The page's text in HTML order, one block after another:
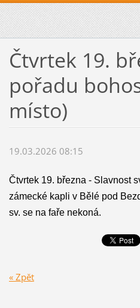
Čtvrtek 19.
pořadu
místo)
19.03.2026 08:15
Čtvrtek 19. března - Slavnost
zámecké kapli v Bělé pod
sv. se na faře nekoná.
« Zpět